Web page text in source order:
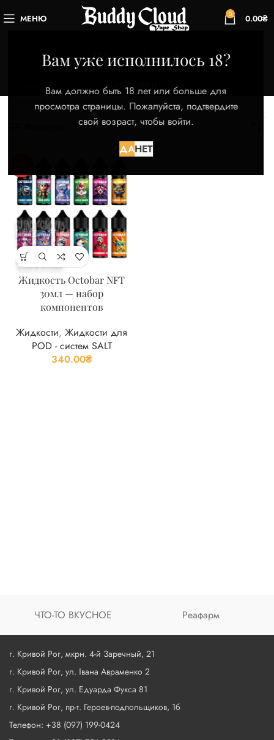
Вам уже исполнилось 18?
Вам должно быть 18 лет или больше для
просмотра страницы. Пожалуйста, подтвердите
свой возраст, чтобы войти.
ДАНЕТ
МЕНЮ 0 0.00₴
Tropic Q
Категории
Товар Вкус
Tropic Q
Отображение единственного товара
Жидкость Octobar NFT
30мл — набор
компонентов
Жидкости, Жидкости для
POD - систем SALT
340.00₴
ЧТО-ТО ВКУСНОЕ Реафарм
г. Кривой Рог, мкрн. 4-й Заречный, 21
г. Кривой Рог, ул. Івана Авраменко 2
г. Кривой Рог, ул. Едуарда Фукса 81
г. Кривой Рог, пр-т. Героев-подпольщиков, 1б
Телефон: +38 (097) 199-0424